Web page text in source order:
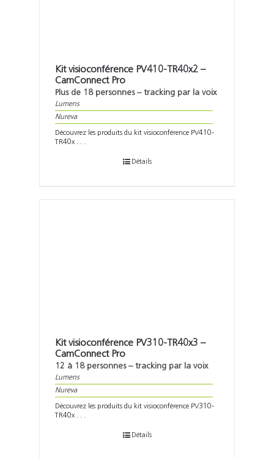
Kit visioconférence PV410-TR40x2 –
CamConnect Pro
Plus de 18 personnes – tracking par la voix
Lumens
Nureva
Découvrez les produits du kit visioconférence PV410-
TR40x . . .
Détails
Kit visioconférence PV310-TR40x3 –
CamConnect Pro
12 à 18 personnes – tracking par la voix
Lumens
Nureva
Découvrez les produits du kit visioconférence PV310-
TR40x . . .
Détails